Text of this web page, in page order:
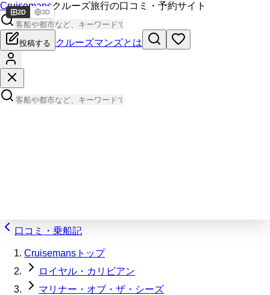
Cruisemansクルーズ旅行の口コミ・予約サイト
投稿する クルーズマンズとは
口コミ・乗船記
Cruisemansトップ
ロイヤル・カリビアン
マリナー・オブ・ザ・シーズ
2D 3D